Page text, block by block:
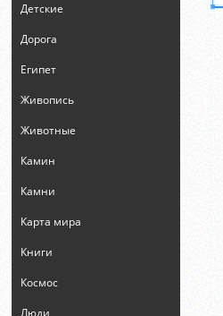
Детские
Дорога
Египет
Живопись
Животные
Камин
Камни
Карта мира
Книги
Космос
Люди